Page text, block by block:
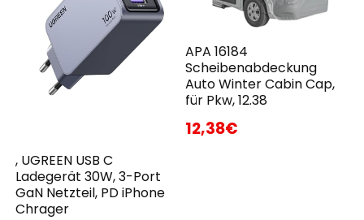
, UGREEN USB C
Ladegerät 30W, 3-Port
GaN Netzteil, PD iPhone
Chrager
APA 16184
Scheibenabdeckung
Auto Winter Cabin Cap,
für Pkw, 12.38
12,38€